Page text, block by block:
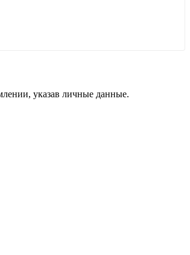
указав личные данные.